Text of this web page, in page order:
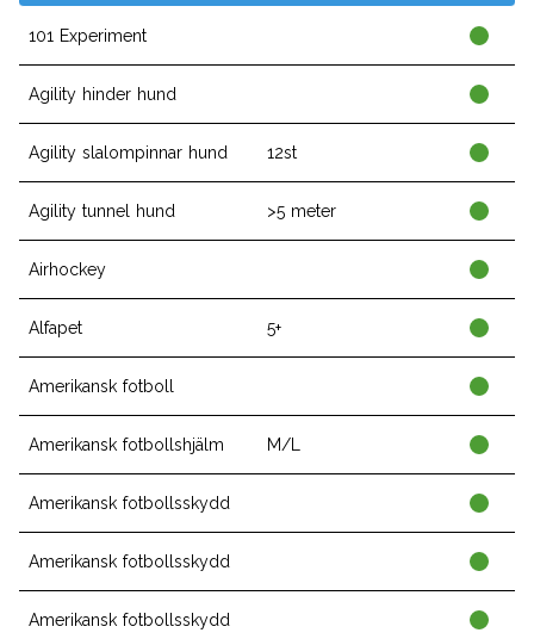
101 Experiment
Agility hinder hund
Agility slalompinnar hund 12st
Agility tunnel hund >5 meter
Airhockey
Alfapet 5+
Amerikansk fotboll
Amerikansk fotbollshjälm M/L
Amerikansk fotbollsskydd
Amerikansk fotbollsskydd
Amerikansk fotbollsskydd